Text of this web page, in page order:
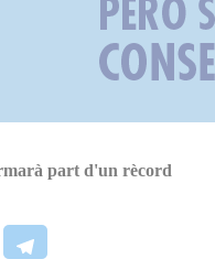
part d'un rècord